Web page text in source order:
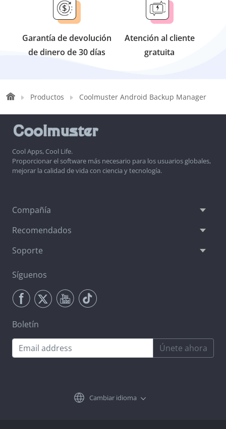
Garantía de devolución
de dinero de 30 días
Atención al cliente
gratuita
Productos Coolmuster Android Backup Manager
Cool Apps, Cool Life.
Proporcionar el software más necesario para los usuarios globales,
mejorar la calidad de vida con ciencia y tecnología.
Compañía
Recomendados
Soporte
Síguenos
Boletín
Únete ahora
Cambiar idioma